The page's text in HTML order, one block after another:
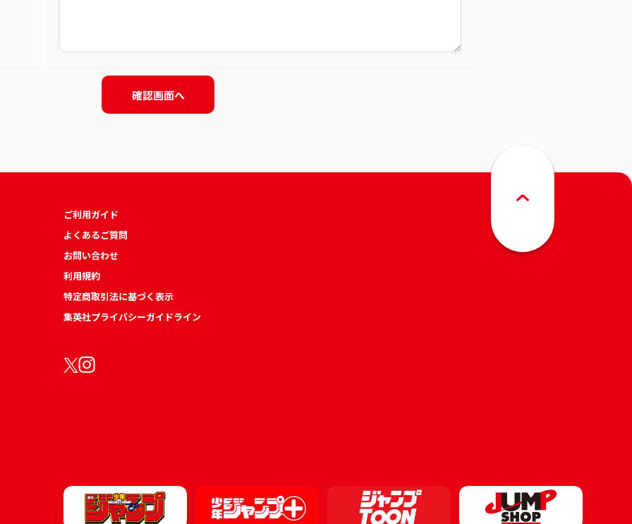
ご利用ガイド
よくあるご質問
お問い合わせ
利用規約
特定商取引法に基づく表示
集英社プライバシーガイドライン